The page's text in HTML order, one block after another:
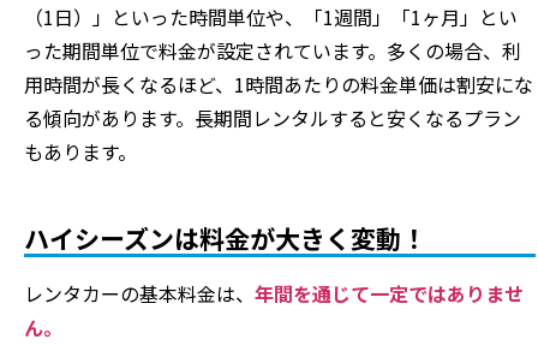
（1日）」といった時間単位や、「1週間」「1ヶ月」とい
った期間単位で料金が設定されています。多くの場合、利
用時間が長くなるほど、1時間あたりの料金単価は割安にな
る傾向があります。長期間レンタルすると安くなるプラン
もあります。
ハイシーズンは料金が大きく変動！
レンタカーの基本料金は、 年間を通じて一定ではありませ
ん。